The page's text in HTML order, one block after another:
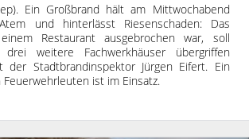
Ein Großbrand hält am Mittwochabend
und hinterlässt Riesenschaden: Das
Restaurant ausgebrochen war, soll
weitere Fachwerkhäuser übergriffen
der Stadtbrandinspektor Jürgen Eifert. Ein
Feuerwehrleuten ist im Einsatz.